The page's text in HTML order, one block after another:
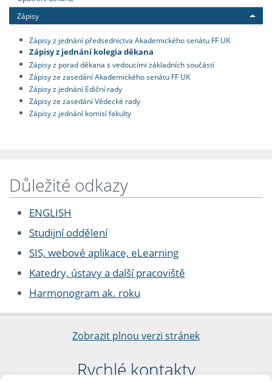
Zápisy
Zápisy z jednání předsednictva Akademického senátu FF UK
Zápisy z jednání kolegia děkana
Zápisy z porad děkana s vedoucími základních součástí
Zápisy ze zasedání Akademického senátu FF UK
Zápisy z jednání Ediční rady
Zápisy ze zasedání Vědecké rady
Zápisy z jednání komisí fakulty
Důležité odkazy
ENGLISH
Studijní oddělení
SIS, webové aplikace, eLearning
Katedry, ústavy a další pracoviště
Harmonogram ak. roku
Zobrazit plnou verzi stránek
Rychlé kontakty